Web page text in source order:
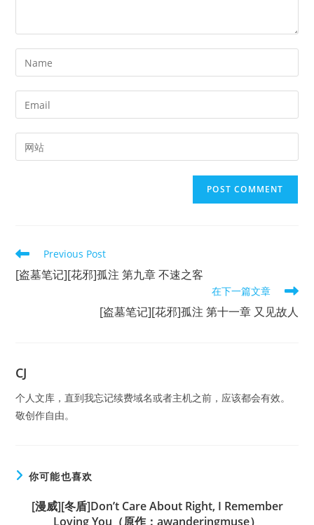
Enter
your
name
comment
Enter
your
email
address
Enter
your
Read
more
articles
Previous Post
[盗墓笔记][花邪]孤注 第九章 不速之客
在下一篇文章
[盗墓笔记][花邪]孤注 第十一章 又见故人
CJ
个人文库，直到我忘记续费域名或者主机之前，应该都会有效。
敬创作自由。
你可能也喜欢
[漫威][冬盾]Don’t Care About Right, I Remember
Loving You（原作：awanderingmuse）